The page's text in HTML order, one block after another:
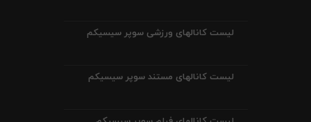
لیست کانالهای ورزشی سوپر سیسیکم
لیست کانالهای مستند سوپر سیسیکم